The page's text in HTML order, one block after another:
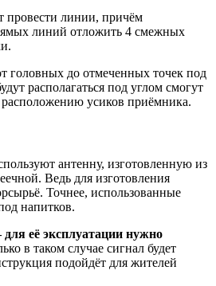
провести линии, причём
линий отложить 4 смежных
головных до отмеченных точек под
располагаться под углом смогут
расположению усиков приёмника.
антенну, изготовленную из
Ведь для изготовления
Точнее, использованные
напитков.
её эксплуатации нужно
в таком случае сигнал будет
подойдёт для жителей